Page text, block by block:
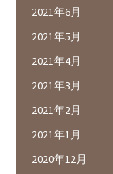
2021年6月
2021年5月
2021年4月
2021年3月
2021年2月
2021年1月
2020年12月